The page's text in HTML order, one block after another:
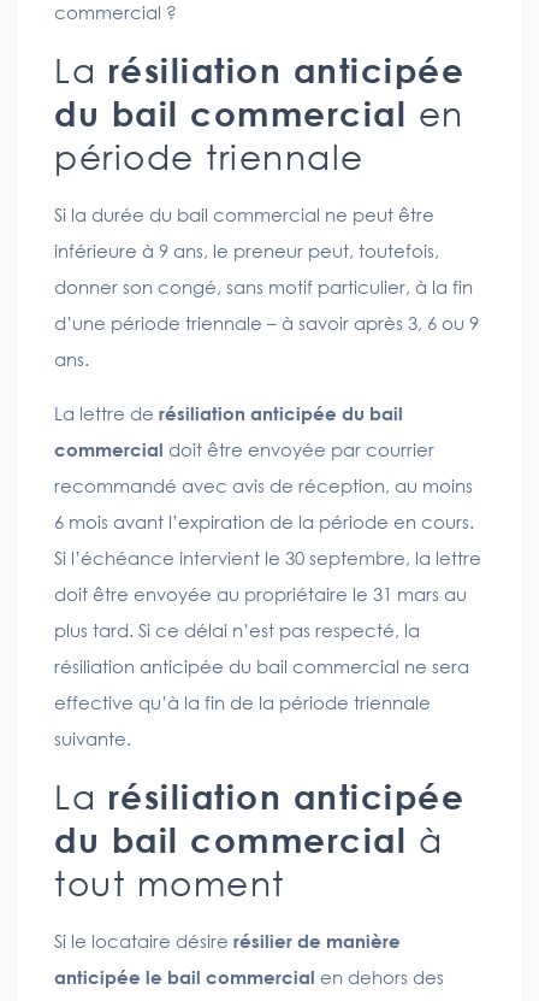
commercial ?
La résiliation anticipée
du bail commercial en
période triennale
Si la durée du bail commercial ne peut être
inférieure à 9 ans, le preneur peut, toutefois,
donner son congé, sans motif particulier, à la fin
d’une période triennale – à savoir après 3, 6 ou 9
ans.
La lettre de résiliation anticipée du bail
commercial doit être envoyée par courrier
recommandé avec avis de réception, au moins
6 mois avant l’expiration de la période en cours.
Si l’échéance intervient le 30 septembre, la lettre
doit être envoyée au propriétaire le 31 mars au
plus tard. Si ce délai n’est pas respecté, la
résiliation anticipée du bail commercial ne sera
effective qu’à la fin de la période triennale
suivante.
La résiliation anticipée
du bail commercial à
tout moment
Si le locataire désire résilier de manière
anticipée le bail commercial en dehors des